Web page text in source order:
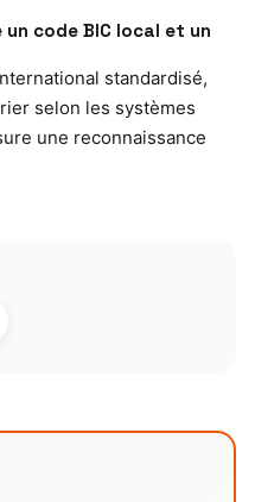
code BIC local et un
standardisé,
selon les systèmes
une reconnaissance